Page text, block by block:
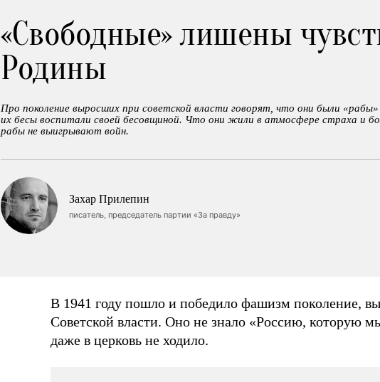
«Cвободные» лишены
Родины
Про поколение выросших при советской власти говорят, что они были
их бесы воспитали своей бесовщиной. Что они жили в атмосфере страха и
рабы не выигрывают войн.
Захар Прилепин
писатель, председатель партии «За правду»
В 1941 году пошло и победило фашизм поколение,
Советской власти. Оно не знало «Россию, которую
даже в церковь не ходило.